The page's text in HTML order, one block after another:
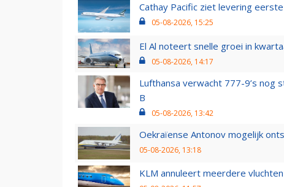
Cathay Pacific ziet levering
05-08-2026, 15:25
El Al noteert snelle groei in
05-08-2026, 14:17
Lufthansa verwacht 777-9’s nog
B
05-08-2026, 13:42
Oekraïense Antonov mogelijk
05-08-2026, 13:18
KLM annuleert meerdere